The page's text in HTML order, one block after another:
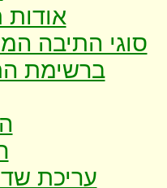
אודות
סוגי התיבה
ברשימת
עריכת